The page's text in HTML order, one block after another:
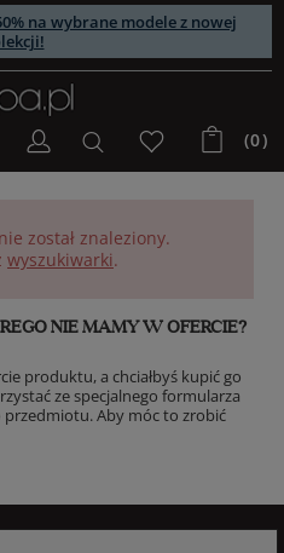
na wybrane modele z nowej
(0)
został znaleziony.
wyszukiwarki.
NIE MAMY W OFERCIE?
produktu, a chciałbyś kupić go
ze specjalnego formularza
przedmiotu. Aby móc to zrobić